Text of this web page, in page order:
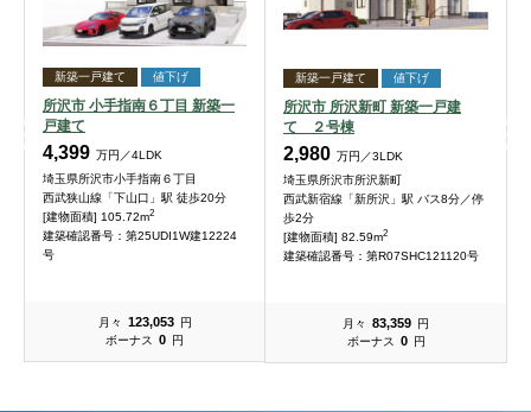
新築一戸建て 値下げ
所沢市 小手指南６丁目 新築一
戸建て
4,399 万円／4LDK
埼玉県所沢市小手指南６丁目
西武狭山線「下山口」駅 徒歩20分
[建物面積] 105.72m2
建築確認番号：第25UDI1W建12224
号
月々 123,053 円
ボーナス
0 円
新築一戸建て 値下げ
所沢市 所沢新町 新築一戸建
て ２号棟
2,980 万円／3LDK
埼玉県所沢市所沢新町
西武新宿線「新所沢」駅 バス8分／停
歩2分
[建物面積] 82.59m2
建築確認番号：第R07SHC121120号
月々 83,359 円
ボーナス
0 円